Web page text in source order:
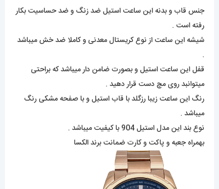
جنس قاب و بدنه این ساعت استیل ضد زنگ و ضد حساسیت بکار
رفته است .
شیشه این ساعت از نوع کریستال معدنی و کاملا ضد خش میباشد
.
قفل این ساعت استیل و بصورت ضامن دار میباشد که براحتی
میتوانبد روی مچ دست قرار دهید .
رنگ این ساعت زیبا رزگلد با قاب استیل و با صفحه مشکی رنگ
میباشد .
نوع بند این مدل استیل 904 با کیفیت میباشد .
بهمراه جعبه و پاکت و کارت ضمانت برند الکسا